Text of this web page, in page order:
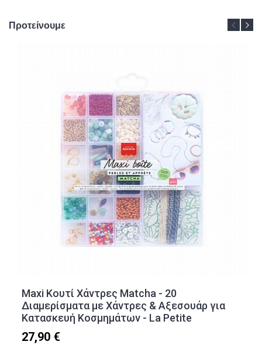
Προτείνουμε
Maxi Κουτί Χάντρες Matcha - 20
Διαμερίσματα με Χάντρες & Αξεσουάρ για
Κατασκευή Κοσμημάτων - La Petite
27,90 €